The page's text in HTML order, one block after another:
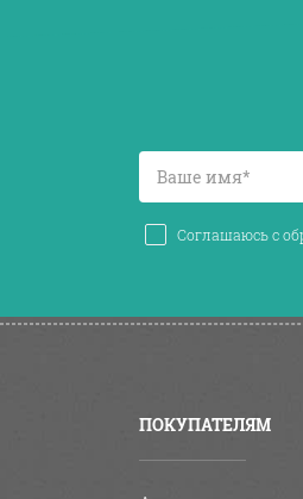
Соглашаюсь с
ПОКУПАТЕЛЯМ